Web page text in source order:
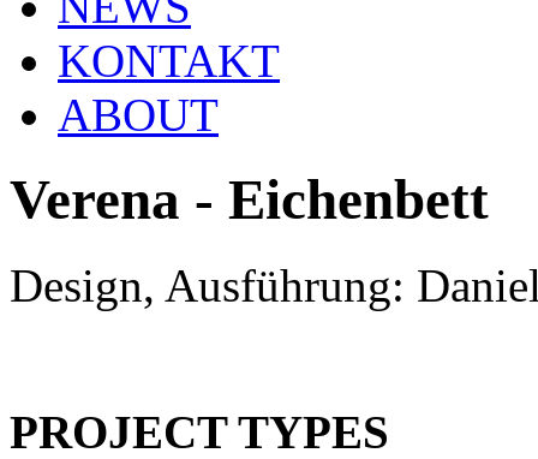
KONTAKT
ABOUT
Verena - Eichenbett
Design, Ausführung:
PROJECT TYPES